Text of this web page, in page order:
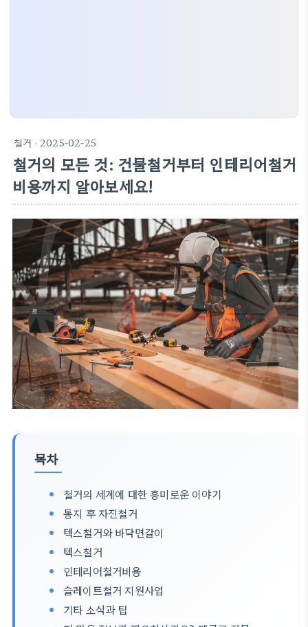
철거 · 2025-02-25
철거의 모든 것: 건물철거부터 인테리어철거
비용까지 알아보세요!
목차
철거의 세계에 대한 흥미로운 이야기
통지 후 자진철거
텍스철거와 바닥면갈이
텍스철거
인테리어철거비용
슬레이트철거 지원사업
기타 소식과 팁